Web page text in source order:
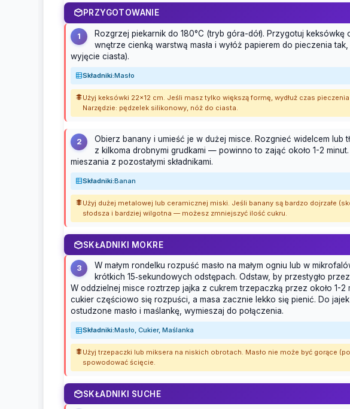
PRZYGOTOWANIE
1
Rozgrzej piekarnik do 180°C (tryb góra-dół). Przygotuj keksówkę
wnętrze cienką warstwą masła i wyłóż papierem do pieczenia
wyjęcie ciasta).
Składniki:Masło
Użyj keksówki 22×12 cm. Jeśli masz tylko większą formę, wydłuż czas
Narzędzie: pędzelek silikonowy, nóż do ciasta.
2
Obierz banany i umieść je w dużej misce. Rozgnieć widelcem lub
z kilkoma drobnymi grudkami — powinno to zająć około 1-2
mieszania z pozostałymi składnikami.
Składniki:Banan
Użyj dużej metalowej lub ceramicznej miski. Jeśli banany są bardzo dojrzałe
słodsza i bardziej wilgotna — możesz zmniejszyć ilość cukru.
SKŁADNIKI MOKRE
3
W małym rondelku rozpuść masło na małym ogniu lub w
krótkich 15‑sekundowych odstępach. Odstaw, by przestygło
W oddzielnej misce roztrzep jajka z cukrem trzepaczką przez około 1-2
cukier częściowo się rozpuści, a masa zacznie lekko się pienić. Do
ostudzone masło i maślankę, wymieszaj do połączenia.
Składniki:Masło, Cukier, Maślanka
Użyj trzepaczki lub miksera na niskich obrotach. Masło nie może być gorące
spowodować ścięcie.
SKŁADNIKI SUCHE